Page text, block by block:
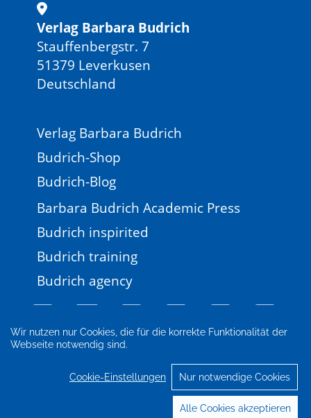
Wir nutzen nur Cookies, die für die korrekte Funktionalität der
Webseite notwendig sind.
Cookie-Einstellungen Nur notwendige Cookies
Alle Cookies akzeptieren
Verlag Barbara Budrich
Stauffenbergstr. 7
51379 Leverkusen
Deutschland
Verlag Barbara Budrich
Budrich-Shop
Budrich-Blog
Barbara Budrich Academic Press
Budrich inspirited
Budrich training
Budrich agency
Impressum
Datenschutz
Cookie-Einstellungen
© 2026 Verlag Barbara Budrich